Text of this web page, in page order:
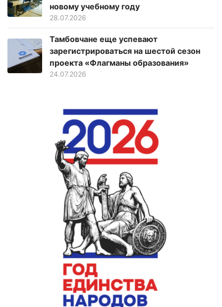
новому учебному году
28.07.2026
Тамбовчане еще успевают
зарегистрироваться на шестой сезон
проекта «Флагманы образования»
24.07.2026